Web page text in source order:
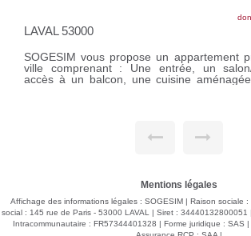
LAVAL 53000
SOGESIM vous propose un appartement proche du centre
ville comprenant : Une entrée, un
accès à un balcon, une cuisine
froide, entretien des parties communes et
DAVENEL au o7 67 94 90 67 Agent commercial (EI) RSAC
Mentions légales
Affichage des informations légales : SOGESIM | Raison sociale :
social : 145 rue de Paris - 53000 LAVAL | Siret : 34440132800051
Intracommunautaire : FR57344401328 | Forme juridique : SAS